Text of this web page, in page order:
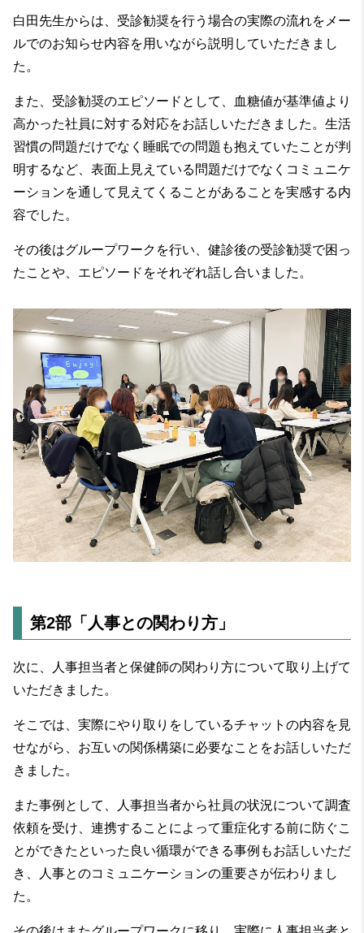
白田先生からは、受診勧奨を行う場合の実際の流れをメー
ルでのお知らせ内容を用いながら説明していただきまし
た。
また、受診勧奨のエピソードとして、血糖値が基準値より
高かった社員に対する対応をお話しいただきました。生活
習慣の問題だけでなく睡眠での問題も抱えていたことが判
明するなど、表面上見えている問題だけでなくコミュニケ
ーションを通して見えてくることがあることを実感する内
容でした。
その後はグループワークを行い、健診後の受診勧奨で困っ
たことや、エピソードをそれぞれ話し合いました。
第2部「人事との関わり方」
次に、人事担当者と保健師の関わり方について取り上げて
いただきました。
そこでは、実際にやり取りをしているチャットの内容を見
せながら、お互いの関係構築に必要なことをお話しいただ
きました。
また事例として、人事担当者から社員の状況について調査
依頼を受け、連携することによって重症化する前に防ぐこ
とができたといった良い循環ができる事例もお話しいただ
き、人事とのコミュニケーションの重要さが伝わりまし
た。